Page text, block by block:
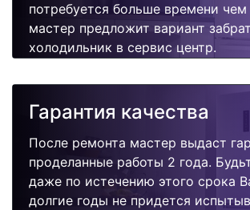
потребуется больше времени
мастер предложит вариант
холодильник в сервис центр.
Гарантия качества
После ремонта мастер выдаст
проделанные работы 2 года.
даже по истечению этого срока
долгие годы не придется